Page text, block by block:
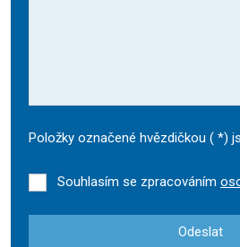
Položky označené hvězdičkou ( *)
Souhlasím se zpracováním
Odeslat